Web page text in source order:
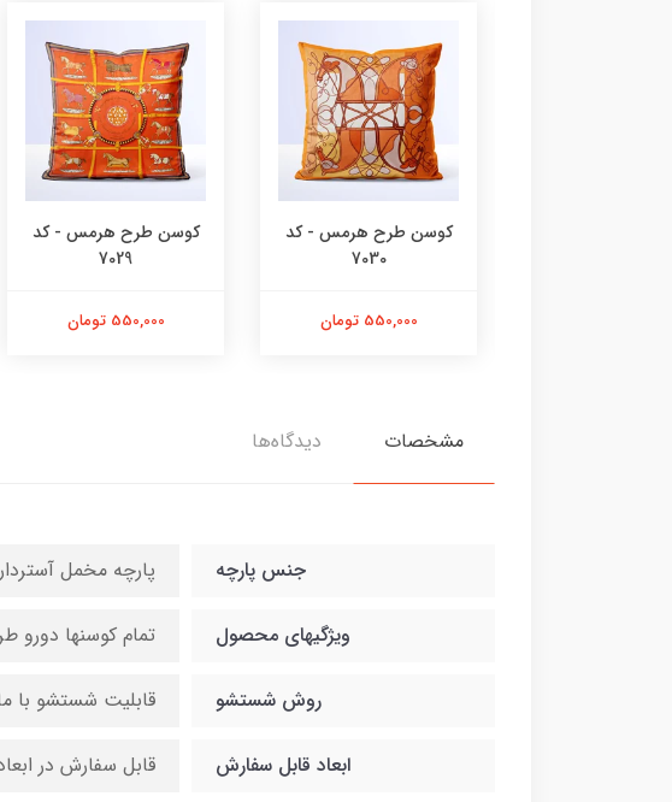
کوسن طرح هرمس - کد
7030
550,000 تومان
کوسن طرح هرمس - کد
7029
550,000 تومان
مشخصات دیدگاه‌ها
جنس پارچه پارچه مخمل
ویژگیهای محصول تمام کوسنها
روش شستشو قابلیت شستشو با
ابعاد قابل سفارش قابل سفارش در